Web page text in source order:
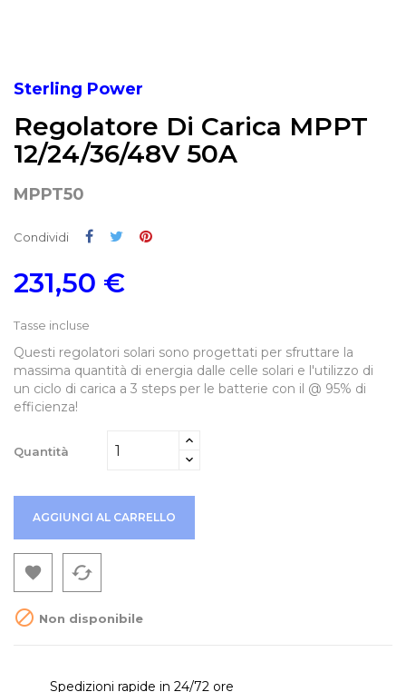
Sterling Power
Regolatore Di Carica MPPT
12/24/36/48V 50A
MPPT50
Condividi Condividi
Twitta
231,50 €
Tasse incluse
Questi regolatori solari sono progettati per sfruttare la
massima quantità di energia dalle celle solari e l'utilizzo di
un ciclo di carica a 3 steps per le batterie con il @ 95% di
efficienza!
Quantità
AGGIUNGI AL CARRELLO
 cached
 Non disponibile
Spedizioni rapide in 24/72 ore